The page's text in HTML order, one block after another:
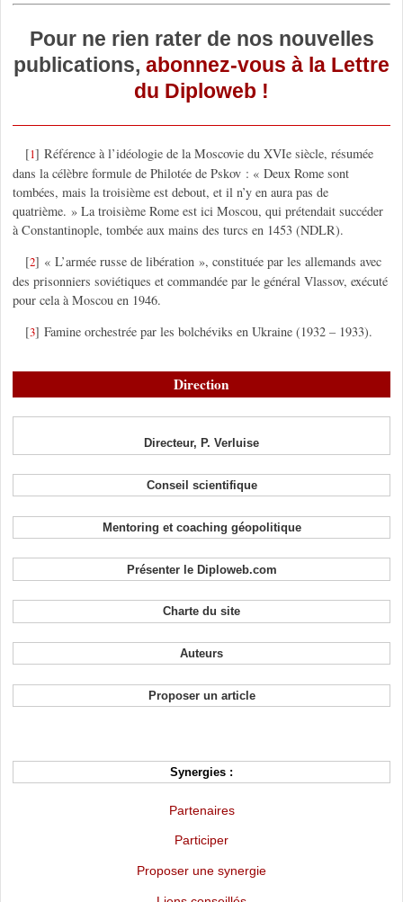
Pour ne rien rater de nos nouvelles
publications, abonnez-vous à la Lettre
du Diploweb !
[1]Référence à l’idéologie de la Moscovie du XVIe siècle, résumée
dans la célèbre formule de Philotée de Pskov : « Deux Rome sont
tombées, mais la troisième est debout, et il n’y en aura pas de
quatrième. » La troisième Rome est ici Moscou, qui prétendait succéder
à Constantinople, tombée aux mains des turcs en 1453 (NDLR).
[2] « L’armée russe de libération », constituée par les allemands avec
des prisonniers soviétiques et commandée par le général Vlassov, exécuté
pour cela à Moscou en 1946.
[3]Famine orchestrée par les bolchéviks en Ukraine (1932 – 1933).
Direction
Directeur, P. Verluise
Conseil scientifique
Mentoring et coaching géopolitique
Présenter le Diploweb.com
Charte du site
Auteurs
Proposer un article
Synergies :
Partenaires
Participer
Proposer une synergie